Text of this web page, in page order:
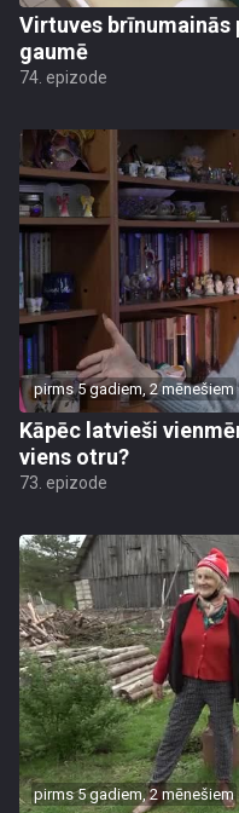
Virtuves brīnumainās
gaumē
74. epizode
pirms 5 gadiem, 2 mēnešiem
Kāpēc latvieši
viens otru?
73. epizode
pirms 5 gadiem, 2 mēnešiem